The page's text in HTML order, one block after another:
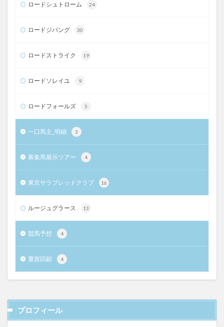
ロードシュトローム 24
ロードジパング 30
ロードストライク 19
ロードソレイユ 9
ロードフォールズ 5
一口馬主_明細 3
募集馬展示ツアー 4
東京サラブレッドクラブ 16
ルージュグラース 13
競馬予想 4
重賞回顧 4
プロフィール